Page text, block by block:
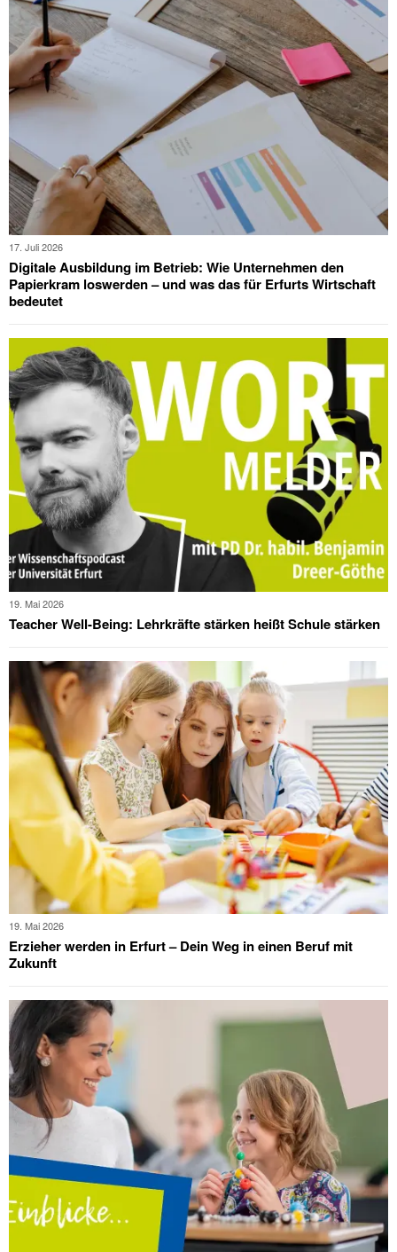
17. Juli 2026
Digitale Ausbildung im Betrieb: Wie Unternehmen den
Papierkram loswerden – und was das für Erfurts Wirtschaft
bedeutet
19. Mai 2026
Teacher Well-Being: Lehrkräfte stärken heißt Schule stärken
19. Mai 2026
Erzieher werden in Erfurt – Dein Weg in einen Beruf mit
Zukunft